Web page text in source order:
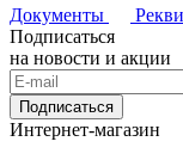
Документы
Подписаться
на новости и акции
Подписаться
Интернет-магазин